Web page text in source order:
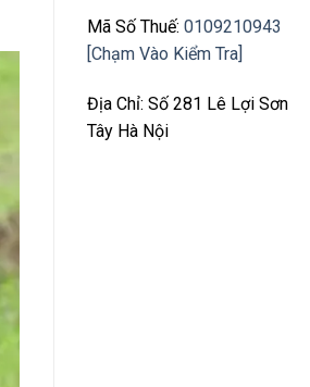
Mã Số Thuế: 0109210943
[Chạm Vào Kiểm Tra]
Địa Chỉ: Số 281 Lê Lợi Sơn
Tây Hà Nội